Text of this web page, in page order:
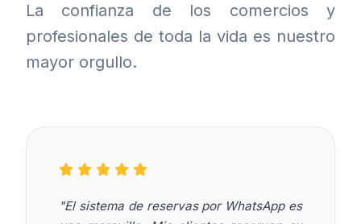
La confianza de los comercios y
profesionales de toda la vida es nuestro
mayor orgullo.
"El sistema de reservas por WhatsApp es